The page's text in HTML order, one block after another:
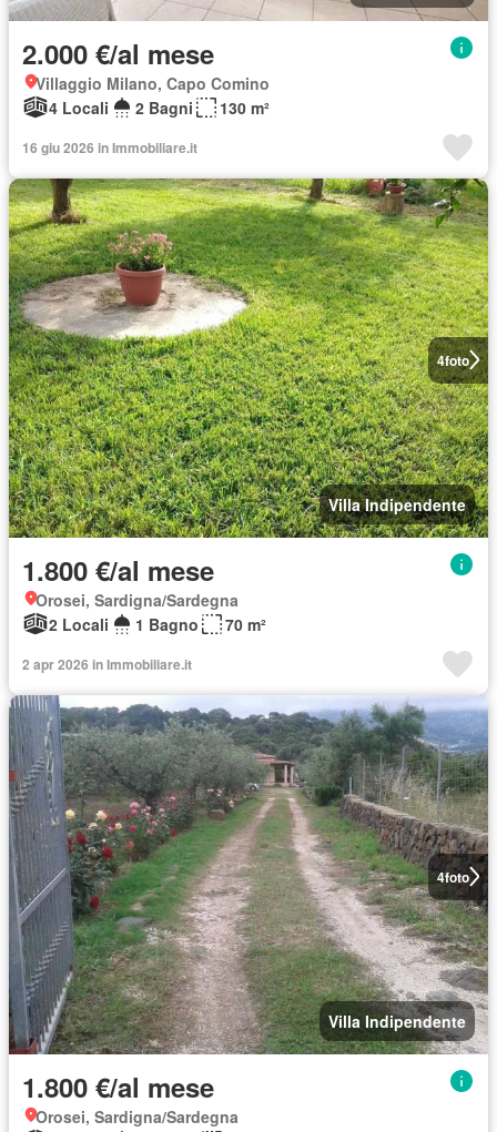
2.000 €/al mese
Villaggio Milano, Capo Comino
4 Locali
2 Bagni 130 m²
16 giu 2026 in Immobiliare.it
4foto
Villa Indipendente
1.800 €/al mese
Orosei, Sardigna/Sardegna
2 Locali
1 Bagno 70 m²
2 apr 2026 in Immobiliare.it
4foto
Villa Indipendente
1.800 €/al mese
Orosei, Sardigna/Sardegna